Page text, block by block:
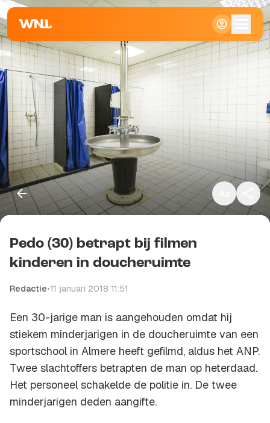
Klein
Standaard
Groot
Kopieer link
Pedo (30) betrapt bij filmen
kinderen in doucheruimte
Redactie•11 januari 2018 11:51
Een 30-jarige man is aangehouden omdat hij
stiekem minderjarigen in de doucheruimte van een
sportschool in Almere heeft gefilmd, aldus het ANP.
Twee slachtoffers betrapten de man op heterdaad.
Het personeel schakelde de politie in. De twee
minderjarigen deden aangifte.